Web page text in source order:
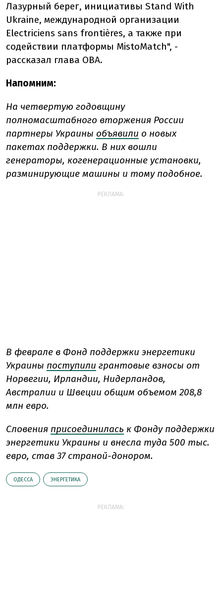
Лазурный берег, инициативы Stand With
Ukraine, международной организации
Electriciens sans frontières, а также при
содействии платформы MistoMatch", -
рассказал глава ОВА.
Напомним:
На четвертую годовщину
полномасштабного вторжения России
партнеры Украины объявили о новых
пакетах поддержки. В них вошли
генераторы, когенерационные установки,
разминирующие машины и тому подобное.
РЕКЛАМА:
В феврале в Фонд поддержки энергетики
Украины поступили грантовые взносы от
Норвегии, Ирландии, Нидерландов,
Австралии и Швеции общим объемом 208,8
млн евро.
Словения присоединилась к Фонду поддержки
энергетики Украины и внесла туда 500 тыс.
евро, став 37 страной-донором.
ОДЕССА ЭНЕРГЕТИКА
РЕКЛАМА: